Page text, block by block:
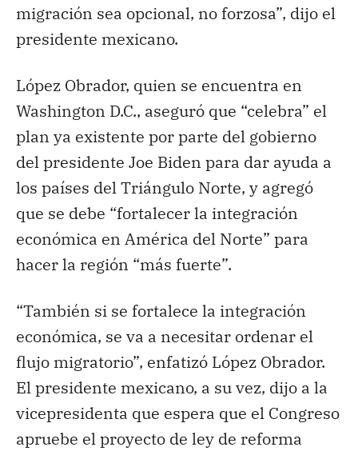
migración sea opcional, no forzosa”, dijo el
presidente mexicano.
López Obrador, quien se encuentra en
Washington D.C., aseguró que “celebra” el
plan ya existente por parte del gobierno
del presidente Joe Biden para dar ayuda a
los países del Triángulo Norte, y agregó
que se debe “fortalecer la integración
económica en América del Norte” para
hacer la región “más fuerte”.
“También si se fortalece la integración
económica, se va a necesitar ordenar el
flujo migratorio”, enfatizó López Obrador.
El presidente mexicano, a su vez, dijo a la
vicepresidenta que espera que el Congreso
apruebe el proyecto de ley de reforma